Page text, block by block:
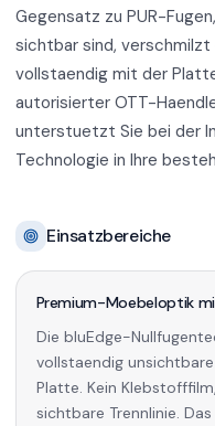
Gegensatz zu PUR-
sichtbar sind,
vollstaendig mit der
autorisierter OTT-
unterstuetzt Sie bei der
Technologie in Ihre
Einsatzbereiche
Premium-Moebeloptik
Die bluEdge-
vollstaendig
Platte. Kein
sichtbare Trennlinie.